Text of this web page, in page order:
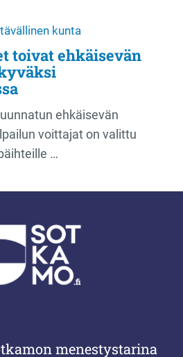
kunta
toivat ehkäisevän
ehkäisevän
voittajat on valittu
…
menestystarina